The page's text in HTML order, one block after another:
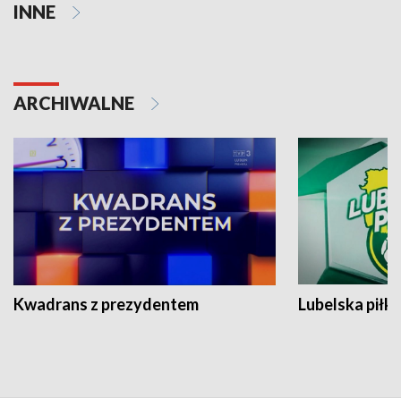
INNE
ARCHIWALNE
Kwadrans z prezydentem Lubelska piłka